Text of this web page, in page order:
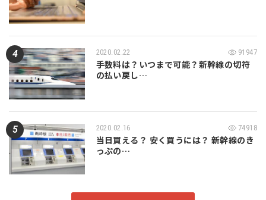
2020.02.22 91947
手数料は？いつまで可能？新幹線の切符
の払い戻し…
2020.02.16 74918
当日買える？ 安く買うには？ 新幹線のき
っぷの…